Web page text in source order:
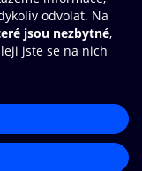
Knihovna
své e-knihy a